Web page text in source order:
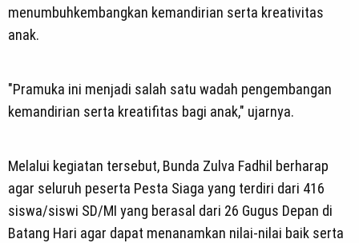
menumbuhkembangkan kemandirian serta kreativitas
anak.
"Pramuka ini menjadi salah satu wadah pengembangan
kemandirian serta kreatifitas bagi anak," ujarnya.
Melalui kegiatan tersebut, Bunda Zulva Fadhil berharap
agar seluruh peserta Pesta Siaga yang terdiri dari 416
siswa/siswi SD/MI yang berasal dari 26 Gugus Depan di
Batang Hari agar dapat menanamkan nilai-nilai baik serta